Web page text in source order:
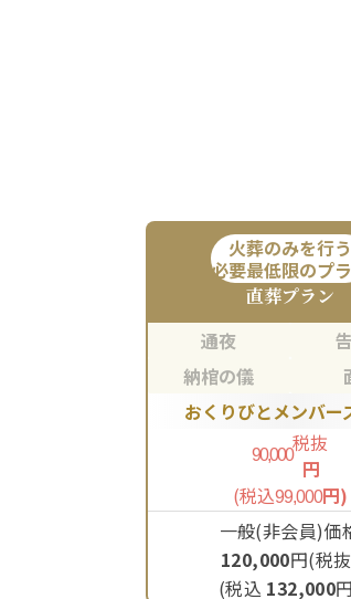
火葬のみを行う
必要最低限のプ
直葬プラン
通夜
納棺の儀
おくりびとメンバー
90,000税抜
円
(税込99,000円)
一般(非会員)価
120,000円(税
(税込 132,000